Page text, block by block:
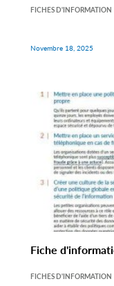
FICHES D'INFORMATION
Novembre 18, 2025
Fiche
FICHES D'INFORMATION